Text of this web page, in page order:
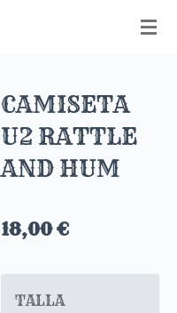
CAMISETA
U2 RATTLE
AND HUM
18,00 €
TALLA